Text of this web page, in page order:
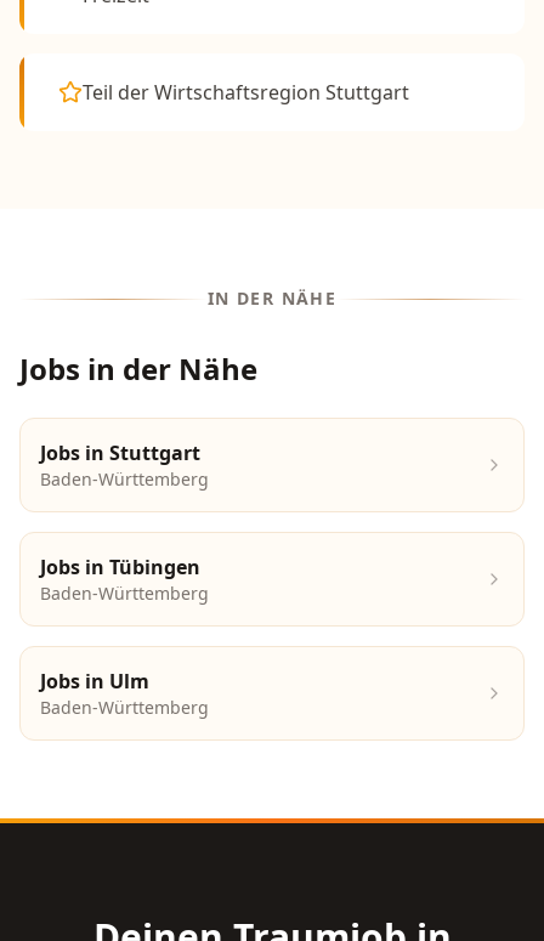
Teil der Wirtschaftsregion Stuttgart
IN DER NÄHE
Jobs in der Nähe
Jobs in Stuttgart
Baden-Württemberg
Jobs in Tübingen
Baden-Württemberg
Jobs in Ulm
Baden-Württemberg